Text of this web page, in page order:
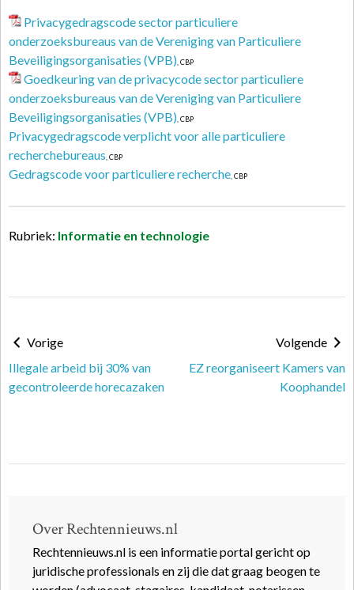
Privacygedragscode sector particuliere
onderzoeksbureaus van de Vereniging van Particuliere
Beveiligingsorganisaties (VPB) , CBP
Goedkeuring van de privacycode sector particuliere
onderzoeksbureaus van de Vereniging van Particuliere
Beveiligingsorganisaties (VPB) , CBP
Privacygedragscode verplicht voor alle particuliere
recherchebureaus , CBP
Gedragscode voor particuliere recherche , CBP
Rubriek: Informatie en technologie
Vorige
Illegale arbeid bij 30% van
gecontroleerde horecazaken
Volgende
EZ reorganiseert Kamers van
Koophandel
Over Rechtennieuws.nl
Rechtennieuws.nl is een informatie portal gericht op
juridische professionals en zij die dat graag beogen te